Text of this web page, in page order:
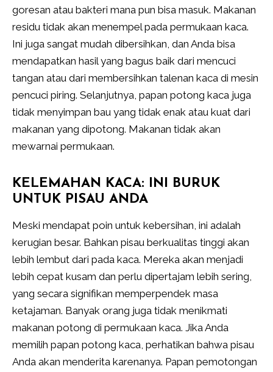
goresan atau bakteri mana pun bisa masuk. Makanan
residu tidak akan menempel pada permukaan kaca.
Ini juga sangat mudah dibersihkan, dan Anda bisa
mendapatkan hasil yang bagus baik dari mencuci
tangan atau dari membersihkan talenan kaca di mesin
pencuci piring. Selanjutnya, papan potong kaca juga
tidak menyimpan bau yang tidak enak atau kuat dari
makanan yang dipotong. Makanan tidak akan
mewarnai permukaan.
KELEMAHAN KACA: INI BURUK
UNTUK PISAU ANDA
Meski mendapat poin untuk kebersihan, ini adalah
kerugian besar. Bahkan pisau berkualitas tinggi akan
lebih lembut dari pada kaca. Mereka akan menjadi
lebih cepat kusam dan perlu dipertajam lebih sering,
yang secara signifikan memperpendek masa
ketajaman. Banyak orang juga tidak menikmati
makanan potong di permukaan kaca. Jika Anda
memilih papan potong kaca, perhatikan bahwa pisau
Anda akan menderita karenanya. Papan pemotongan